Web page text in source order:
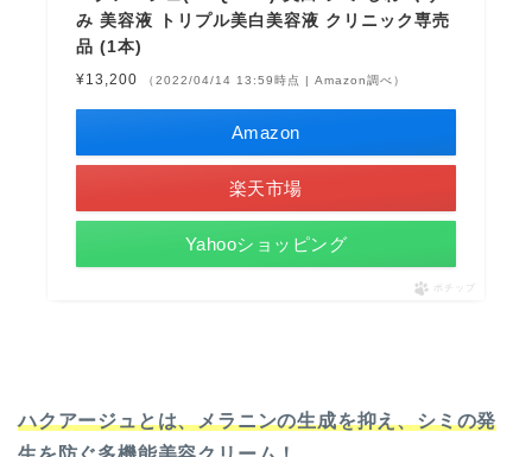
み 美容液 トリプル美白美容液 クリニック専売
品 (1本)
¥13,200 （2022/04/14 13:59時点 | Amazon調べ）
Amazon
楽天市場
Yahooショッピング
ポチップ
ハクアージュとは、メラニンの生成を抑え、シミの発